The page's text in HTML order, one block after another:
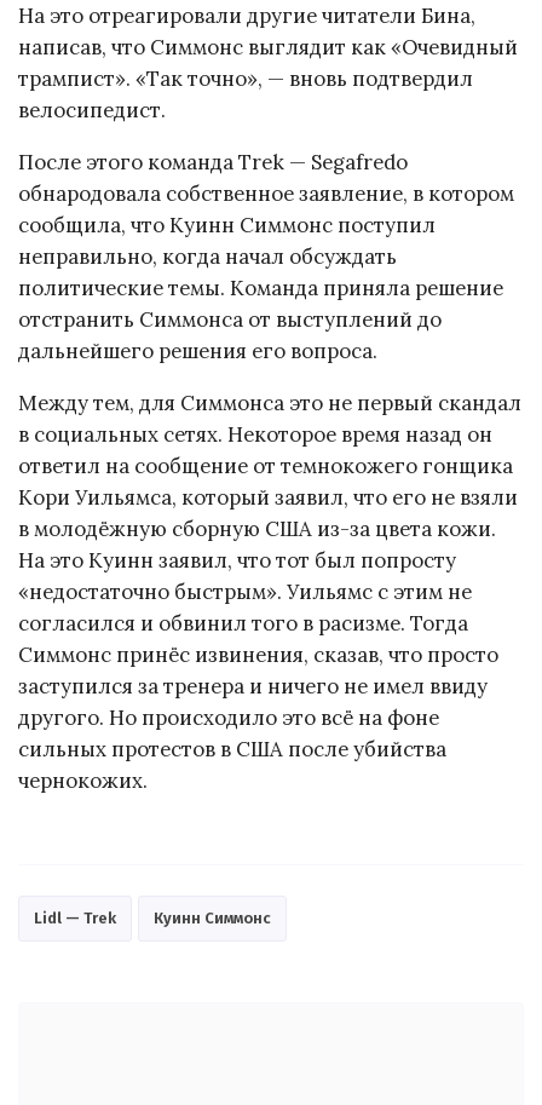
На это отреагировали другие читатели Бина,
написав, что Симмонс выглядит как «Очевидный
трампист». «Так точно», — вновь подтвердил
велосипедист.
После этого команда Trek — Segafredo
обнародовала собственное заявление, в котором
сообщила, что Куинн Симмонс поступил
неправильно, когда начал обсуждать
политические темы. Команда приняла решение
отстранить Симмонса от выступлений до
дальнейшего решения его вопроса.
Между тем, для Симмонса это не первый скандал
в социальных сетях. Некоторое время назад он
ответил на сообщение от темнокожего гонщика
Кори Уильямса, который заявил, что его не взяли
в молодёжную сборную США из-за цвета кожи.
На это Куинн заявил, что тот был попросту
«недостаточно быстрым». Уильямс с этим не
согласился и обвинил того в расизме. Тогда
Симмонс принёс извинения, сказав, что просто
заступился за тренера и ничего не имел ввиду
другого. Но происходило это всё на фоне
сильных протестов в США после убийства
чернокожих.
Lidl — Trek Куинн Симмонс